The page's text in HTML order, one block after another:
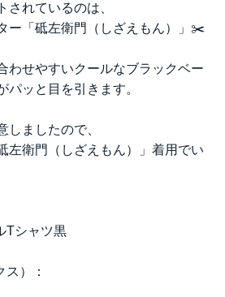
されているのは、
ー「砥左衛門（しざえもん）」✂️
わせやすいクールなブラックベー
パッと目を引きます。
しましたので、
左衛門（しざえもん）」着用でい
Tシャツ黒
ス）：